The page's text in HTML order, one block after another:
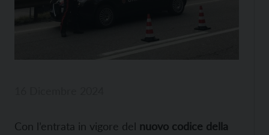
Con l’entrata in vigore del nuovo codice della